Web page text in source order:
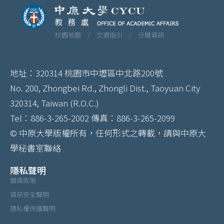
校園地圖 / 交通指引 / 分機資訊
地址：320314 桃園市中壢區中北路200號
No. 200, Zhongbei Rd., Zhongli Dist., Taoyuan City
320314, Taiwan (R.O.C.)
Tel：886-3-265-2002 傳真：886-3-265-2099
© 中原大學版權所有，任何形式之轉載，請與中原大
學秘書室聯絡
隱私聲明
個資政策
資訊安全聲明
隱私權保護聲明